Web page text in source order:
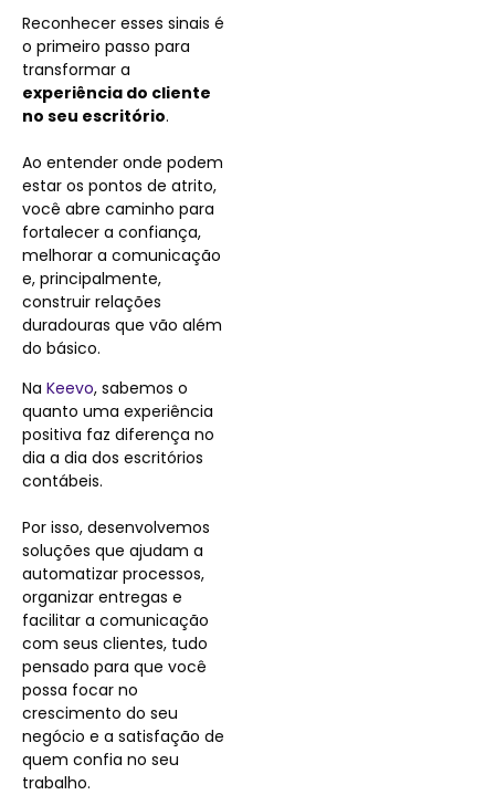
Reconhecer esses sinais é
o primeiro passo para
transformar a
experiência do cliente
no seu escritório.
Ao entender onde podem
estar os pontos de atrito,
você abre caminho para
fortalecer a confiança,
melhorar a comunicação
e, principalmente,
construir relações
duradouras que vão além
do básico.
Na Keevo, sabemos o
quanto uma experiência
positiva faz diferença no
dia a dia dos escritórios
contábeis.
Por isso, desenvolvemos
soluções que ajudam a
automatizar processos,
organizar entregas e
facilitar a comunicação
com seus clientes, tudo
pensado para que você
possa focar no
crescimento do seu
negócio e a satisfação de
quem confia no seu
trabalho.